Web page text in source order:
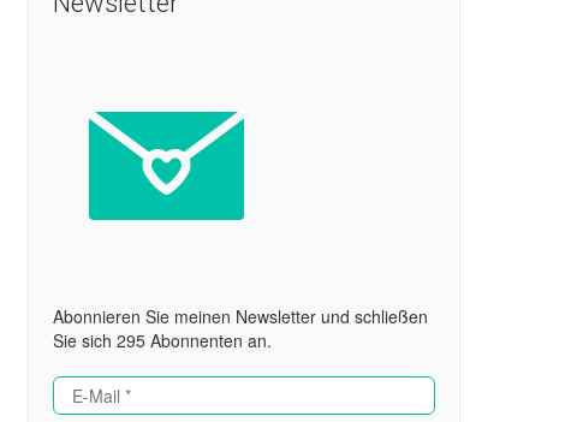
Abonnieren Sie meinen Newsletter und schließen
Sie sich 295 Abonnenten an.